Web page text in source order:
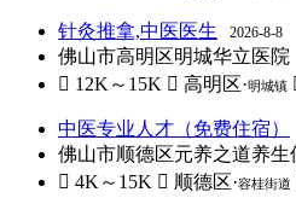
针灸推拿,中医医生 2026-8-8
佛山市高明区明城华立医院
 12K～15K  高明区·明城镇
中医专业人才（免费住宿）
佛山市顺德区元养之道养生
 4K～15K  顺德区·容桂街道